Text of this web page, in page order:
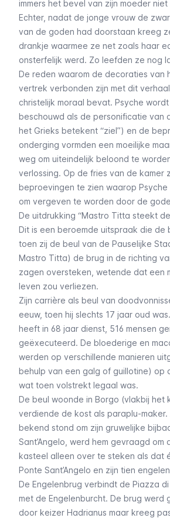
immers het bevel van zijn moeder
Echter, nadat de jonge vrouw de
van de goden had doorstaan kreeg
drankje waarmee ze net zoals haar
onsterfelijk werd. Zo leefden ze nog
De reden waarom de decoraties van
vertrek verbonden zijn met dit
christelijk moraal bevat. Psyche wordt
beschouwd als de personificatie van
het Grieks betekent “ziel”) en de
onderging vormden een moeilijke
weg om uiteindelijk beloond te
verlossing. Op de fries van de kamer
beproevingen te zien waarop
om vergeven te worden door de
De uitdrukking “Mastro Titta steekt
Dit is een beroemde uitspraak die de
toen zij de beul van de Pauselijke
Mastro Titta) de brug in de richting
zagen oversteken, wetende dat een
leven zou verliezen.
Zijn carrière als beul van
eeuw, toen hij slechts 17 jaar oud
heeft in 68 jaar dienst, 516 mensen
geëxecuteerd. De bloederige en
werden op verschillende manieren
behulp van een galg of guillotine) op
wat toen volstrekt legaal was.
De beul woonde in Borgo (vlakbij het
verdiende de kost als paraplu-maker.
bekend stond om zijn gruwelijke
Sant’Angelo, werd hem gevraagd om
kasteel alleen over te steken als dat
Ponte Sant’Angelo en zijn tien engelen
De Engelenbrug verbindt de Piazza di
met de Engelenburcht. De brug werd
door keizer Hadrianus maar kreeg